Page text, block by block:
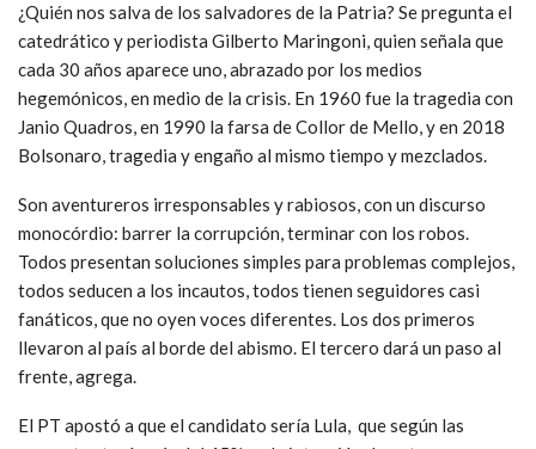
¿Quién nos salva de los salvadores de la Patria? Se pregunta el
catedrático y periodista Gilberto Maringoni, quien señala que
cada 30 años aparece uno, abrazado por los medios
hegemónicos, en medio de la crisis. En 1960 fue la tragedia con
Janio Quadros, en 1990 la farsa de Collor de Mello, y en 2018
Bolsonaro, tragedia y engaño al mismo tiempo y mezclados.
Son aventureros irresponsables y rabiosos, con un discurso
monocórdio: barrer la corrupción, terminar con los robos.
Todos presentan soluciones simples para problemas complejos,
todos seducen a los incautos, todos tienen seguidores casi
fanáticos, que no oyen voces diferentes. Los dos primeros
llevaron al país al borde del abismo. El tercero dará un paso al
frente, agrega.
El PT apostó a que el candidato sería Lula, que según las